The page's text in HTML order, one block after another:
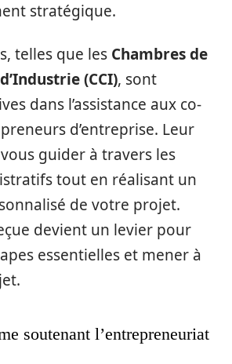
stratégique.
telles que les Chambres de
(CCI), sont
dans l’assistance aux co-
d’entreprise. Leur
guider à travers les
tout en réalisant un
de votre projet.
devient un levier pour
essentielles et mener à
soutenant l’entrepreneuriat